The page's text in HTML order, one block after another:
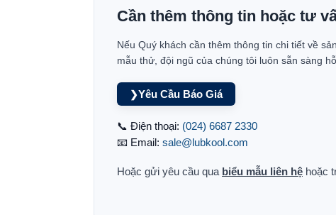
Cần thêm thông tin hoặc tư
Nếu Quý khách cần thêm thông tin chi tiết về
mẫu thử, đội ngũ của chúng tôi luôn sẵn sàng
❯Yêu Cầu Báo Giá
📞 Điện thoại: (024) 6687 2330
📧 Email: sale@lubkool.com
Hoặc gửi yêu cầu qua biểu mẫu liên hệ hoặc